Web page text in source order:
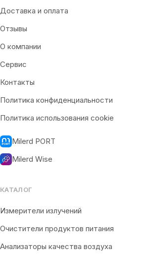
Доставка и оплата
Отзывы
О компании
Сервис
Контакты
Политика конфиденциальности
Политика использования cookie
Milerd PORT
Milerd Wise
КАТАЛОГ
Измерители излучений
Очистители продуктов питания
Анализаторы качества воздуха